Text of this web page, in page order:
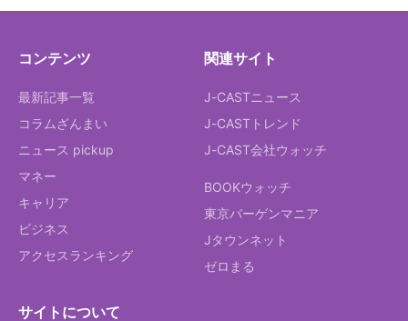
コンテンツ
最新記事一覧
コラムざんまい
ニュース pickup
マネー
キャリア
ビジネス
アクセスランキング
関連サイト
J-CASTニュース
J-CASTトレンド
J-CAST会社ウォッチ
BOOKウォッチ
東京バーゲンマニア
Jタウンネット
ゼロまる
サイトについて